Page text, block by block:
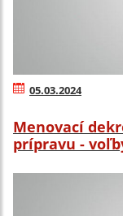
05.03.2024
Menovací
prípravu -